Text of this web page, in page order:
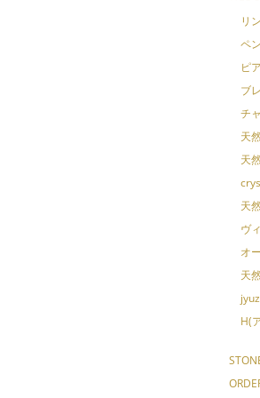
リ
ペ
ピ
ブ
チ
天
天
天
ヴ
オ
天
H(